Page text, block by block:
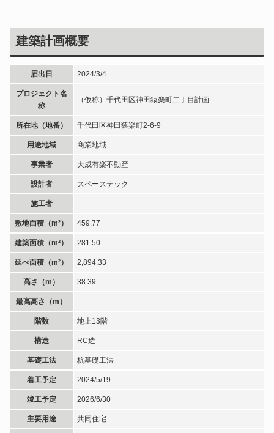
建築計画概要
届出日 2024/3/4
プロジェクト名
称
（仮称）千代田区神田猿楽町二丁目計画
所在地（地番） 千代田区神田猿楽町2-6-9
用途地域 商業地域
事業者 大成有楽不動産
設計者 スペーステック
施工者
敷地面積（m²） 459.77
建築面積（m²） 281.50
延べ面積（m²） 2,894.33
高さ（m） 38.39
最高高さ（m）
階数 地上13階
構造 RC造
基礎工法 杭基礎工法
着工予定 2024/5/19
竣工予定 2026/6/30
主要用途 共同住宅